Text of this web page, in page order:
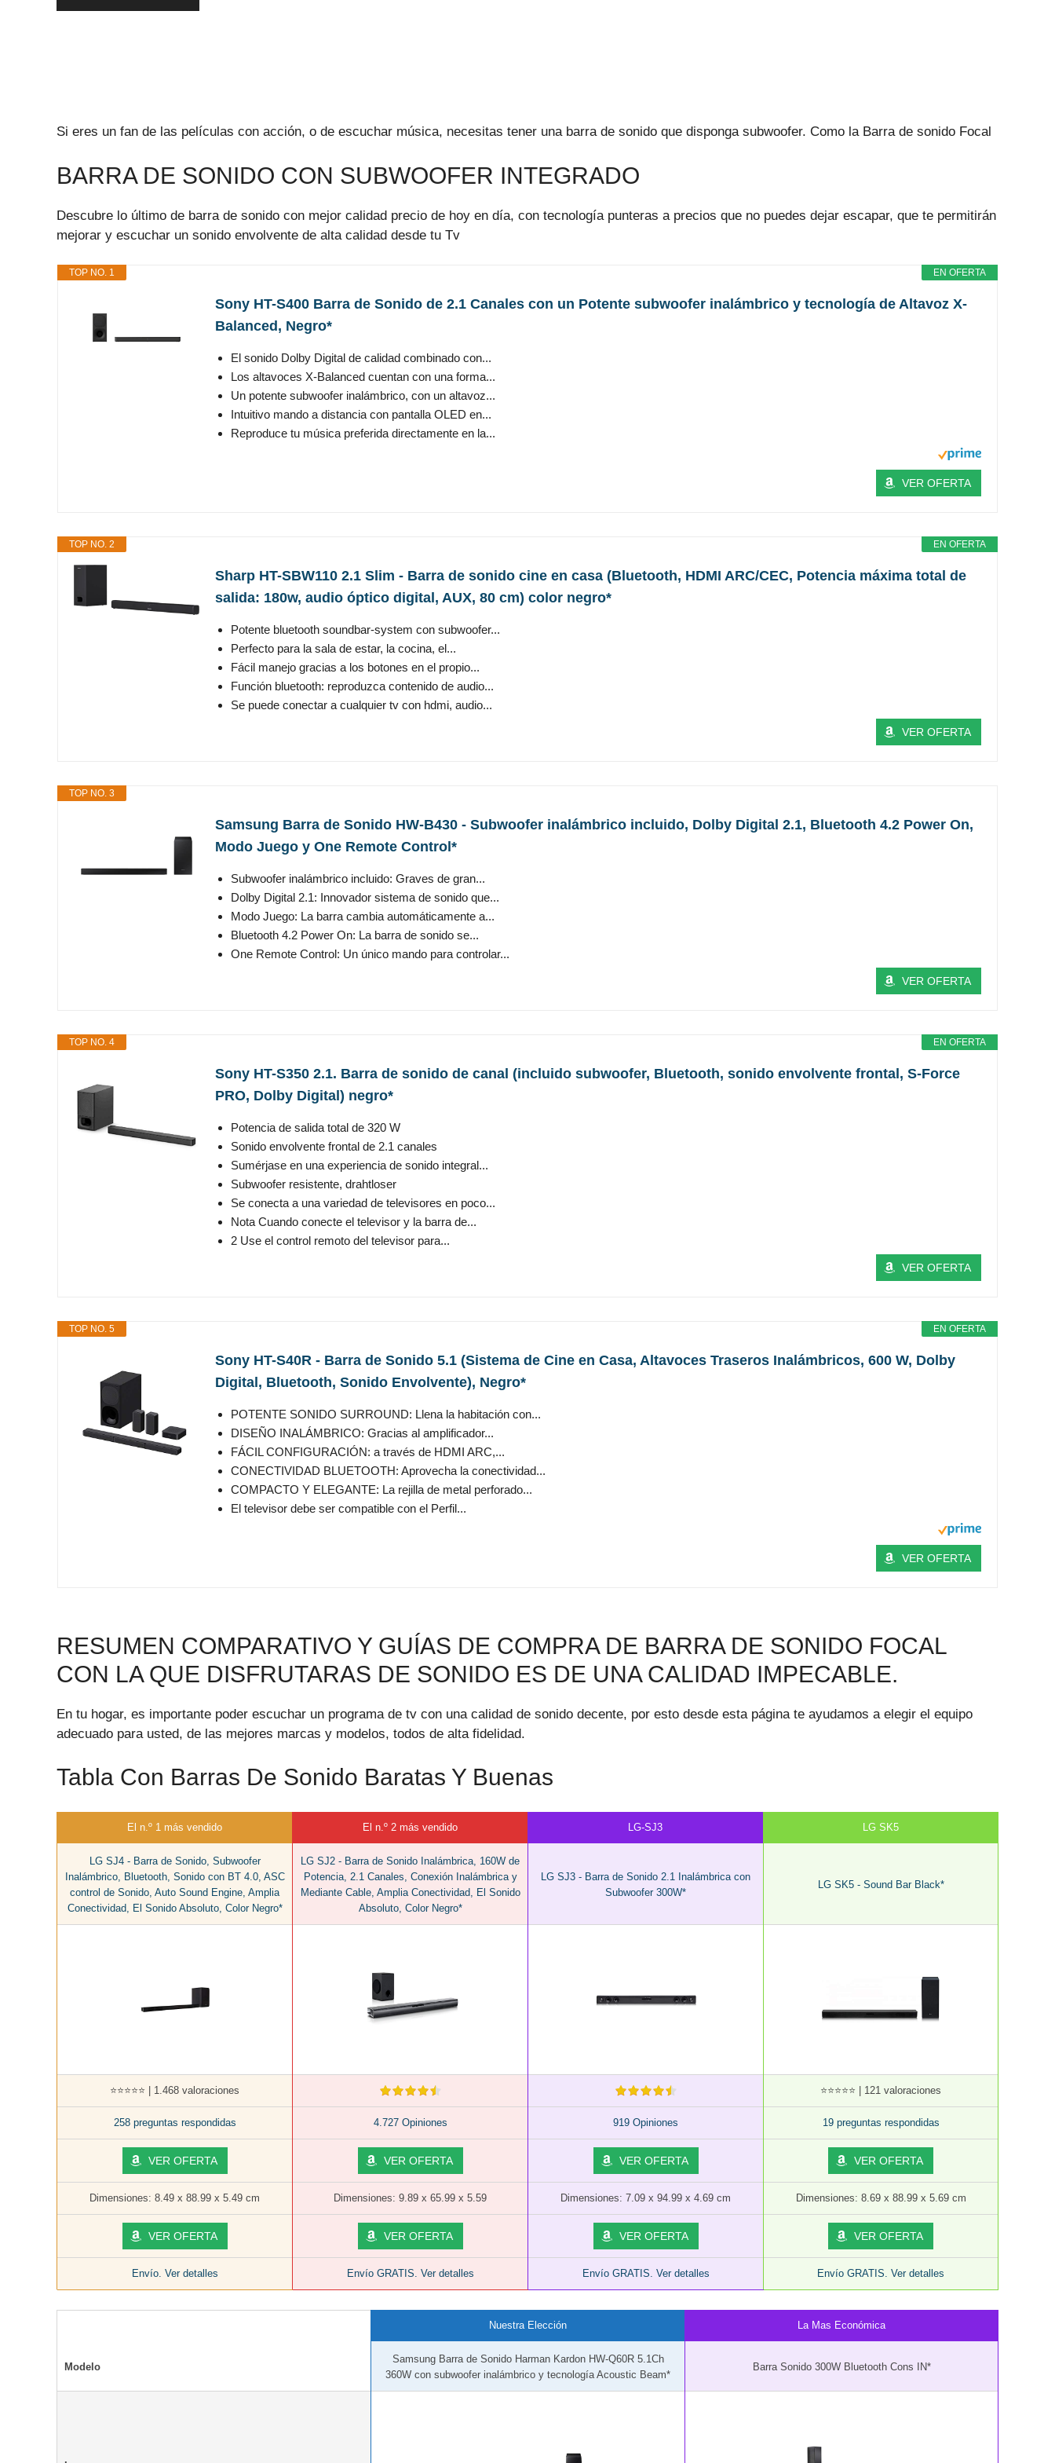
Si eres un fan de las películas con acción, o de escuchar música, necesitas tener una barra de sonido que disponga subwoofer. Como la Barra de sonido Focal
BARRA DE SONIDO CON SUBWOOFER INTEGRADO
Descubre lo último de barra de sonido con mejor calidad precio de hoy en día, con tecnología punteras a precios que no puedes dejar escapar, que te permitirán
mejorar y escuchar un sonido envolvente de alta calidad desde tu Tv
EN OFERTA
TOP NO. 1
Sony HT-S400 Barra de Sonido de 2.1 Canales con un Potente subwoofer inalámbrico y tecnología de Altavoz X-
Balanced, Negro*
El sonido Dolby Digital de calidad combinado con...
Los altavoces X-Balanced cuentan con una forma...
Un potente subwoofer inalámbrico, con un altavoz...
Intuitivo mando a distancia con pantalla OLED en...
Reproduce tu música preferida directamente en la...
VER OFERTA
EN OFERTA
TOP NO. 2
Sharp HT-SBW110 2.1 Slim - Barra de sonido cine en casa (Bluetooth, HDMI ARC/CEC, Potencia máxima total de
salida: 180w, audio óptico digital, AUX, 80 cm) color negro*
Potente bluetooth soundbar-system con subwoofer...
Perfecto para la sala de estar, la cocina, el...
Fácil manejo gracias a los botones en el propio...
Función bluetooth: reproduzca contenido de audio...
Se puede conectar a cualquier tv con hdmi, audio...
VER OFERTA
TOP NO. 3
Samsung Barra de Sonido HW-B430 - Subwoofer inalámbrico incluido, Dolby Digital 2.1, Bluetooth 4.2 Power On,
Modo Juego y One Remote Control*
Subwoofer inalámbrico incluido: Graves de gran...
Dolby Digital 2.1: Innovador sistema de sonido que...
Modo Juego: La barra cambia automáticamente a...
Bluetooth 4.2 Power On: La barra de sonido se...
One Remote Control: Un único mando para controlar...
VER OFERTA
EN OFERTA
TOP NO. 4
Sony HT-S350 2.1. Barra de sonido de canal (incluido subwoofer, Bluetooth, sonido envolvente frontal, S-Force
PRO, Dolby Digital) negro*
Potencia de salida total de 320 W
Sonido envolvente frontal de 2.1 canales
Sumérjase en una experiencia de sonido integral...
Subwoofer resistente, drahtloser
Se conecta a una variedad de televisores en poco...
Nota Cuando conecte el televisor y la barra de...
2 Use el control remoto del televisor para...
VER OFERTA
EN OFERTA
TOP NO. 5
Sony HT-S40R - Barra de Sonido 5.1 (Sistema de Cine en Casa, Altavoces Traseros Inalámbricos, 600 W, Dolby
Digital, Bluetooth, Sonido Envolvente), Negro*
POTENTE SONIDO SURROUND: Llena la habitación con...
DISEÑO INALÁMBRICO: Gracias al amplificador...
FÁCIL CONFIGURACIÓN: a través de HDMI ARC,...
CONECTIVIDAD BLUETOOTH: Aprovecha la conectividad...
COMPACTO Y ELEGANTE: La rejilla de metal perforado...
El televisor debe ser compatible con el Perfil...
VER OFERTA
RESUMEN COMPARATIVO Y GUÍAS DE COMPRA DE BARRA DE SONIDO FOCAL
CON LA QUE DISFRUTARAS DE SONIDO ES DE UNA CALIDAD IMPECABLE.
En tu hogar, es importante poder escuchar un programa de tv con una calidad de sonido decente, por esto desde esta página te ayudamos a elegir el equipo
adecuado para usted, de las mejores marcas y modelos, todos de alta fidelidad.
Tabla Con Barras De Sonido Baratas Y Buenas
El n.º 1 más vendido
LG SJ4 - Barra de Sonido, Subwoofer
Inalámbrico, Bluetooth, Sonido con BT 4.0, ASC
control de Sonido, Auto Sound Engine, Amplia
Conectividad, El Sonido Absoluto, Color Negro*
El n.º 2 más vendido
LG SJ2 - Barra de Sonido Inalámbrica, 160W de
Potencia, 2.1 Canales, Conexión Inalámbrica y
Mediante Cable, Amplia Conectividad, El Sonido
Absoluto, Color Negro*
LG-SJ3
LG SJ3 - Barra de Sonido 2.1 Inalámbrica con
Subwoofer 300W*
LG SK5
LG SK5 - Sound Bar Black*
⭐⭐⭐⭐⭐ | 1.468 valoraciones ⭐⭐⭐⭐⭐ | 121 valoraciones
258 preguntas respondidas 4.727 Opiniones 919 Opiniones 19 preguntas respondidas
VER OFERTA VER OFERTA VER OFERTA VER OFERTA
Dimensiones: 8.49 x 88.99 x 5.49 cm Dimensiones: 9.89 x 65.99 x 5.59 Dimensiones: 7.09 x 94.99 x 4.69 cm Dimensiones: 8.69 x 88.99 x 5.69 cm
VER OFERTA VER OFERTA VER OFERTA VER OFERTA
Envío. Ver detalles Envío GRATIS. Ver detalles Envío GRATIS. Ver detalles Envío GRATIS. Ver detalles
Modelo
Nuestra Elección
Samsung Barra de Sonido Harman Kardon HW-Q60R 5.1Ch
360W con subwoofer inalámbrico y tecnología Acoustic Beam*
La Mas Económica
Barra Sonido 300W Bluetooth Cons IN*